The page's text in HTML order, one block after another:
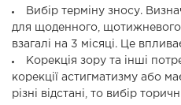
Вибір терміну зносу.
для щоденного,
взагалі на 3 місяці. Це
Корекція зору та інші
корекції астигматизму або
різні відстані, то вибір